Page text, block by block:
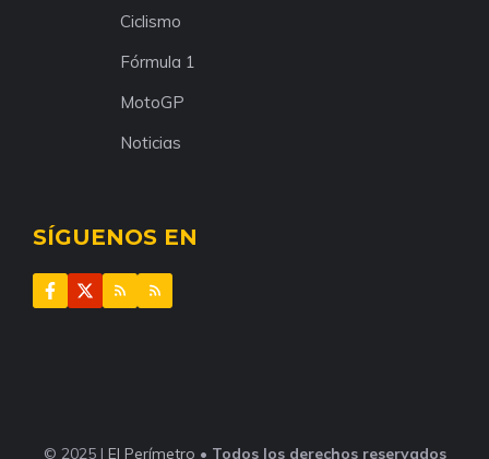
Ciclismo
Fórmula 1
MotoGP
Noticias
SÍGUENOS EN
© 2025 | El Perímetro • Todos los derechos reservados